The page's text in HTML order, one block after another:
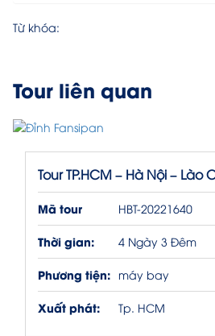
Từ khóa:
Tour liên quan
Tour TP.HCM – Hà Nội – Lào
Mã tour HBT-20221640
Thời gian: 4 Ngày 3 Đêm
Phương tiện: máy bay
Xuất phát: Tp. HCM